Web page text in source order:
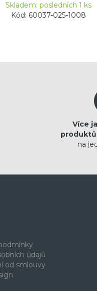
Skladem: posledních 1 ks
Kód: 60037-025-1008
Více
na
údajů
od smlouvy